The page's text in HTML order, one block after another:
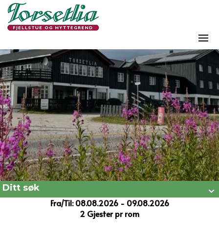
Ditt søk
Fra/Til: 08.08.2026 - 09.08.2026
2 Gjester pr rom